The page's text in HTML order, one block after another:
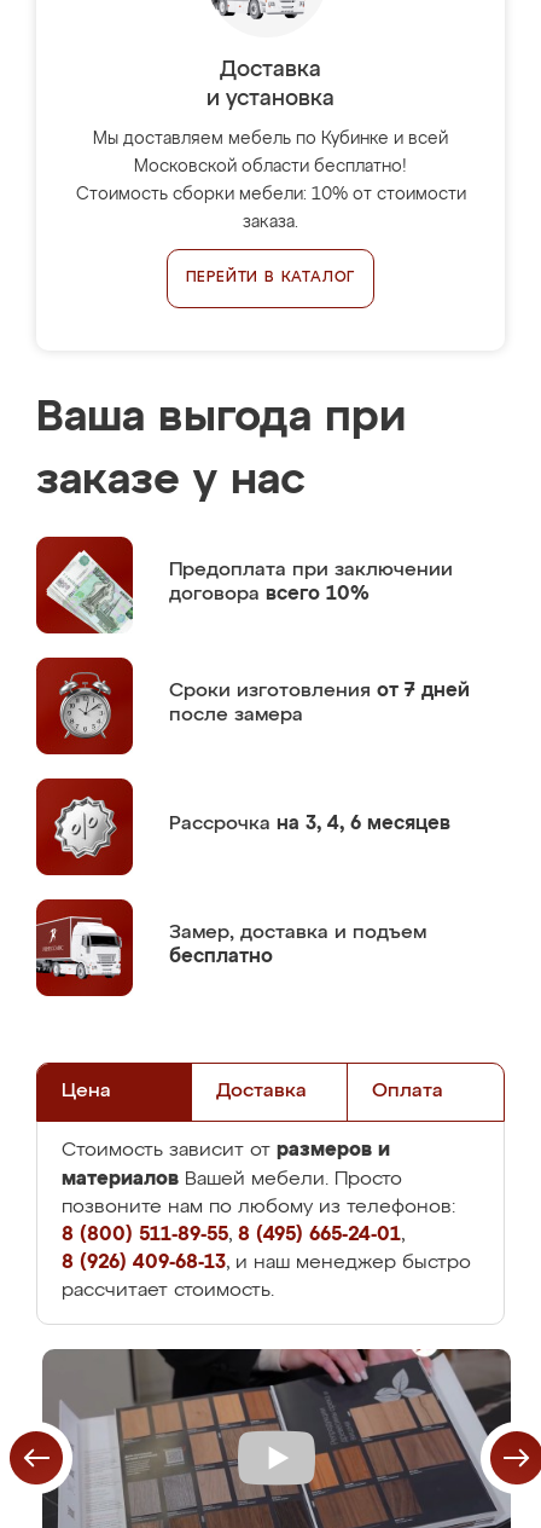
Доставка
и установка
Мы доставляем мебель по Кубинке и всей
Московской области бесплатно!
Стоимость сборки мебели: 10% от стоимости
заказа.
ПЕРЕЙТИ В КАТАЛОГ
Ваша выгода при
заказе у нас
Предоплата при заключении
договора всего 10%
Сроки изготовления от 7 дней
после замера
Рассрочка на 3, 4, 6 месяцев
Замер, доставка и подъем
бесплатно
Цена Доставка Оплата
Стоимость зависит от размеров и
материалов Вашей мебели. Просто
позвоните нам по любому из телефонов:
8 (800) 511-89-55, 8 (495) 665-24-01,
8 (926) 409-68-13, и наш менеджер быстро
рассчитает стоимость.